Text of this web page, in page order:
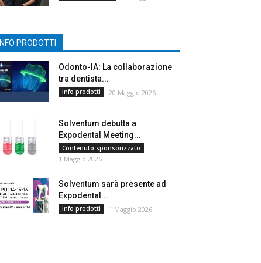
INFO PRODOTTI
Odonto-IA: La collaborazione
tra dentista...
Info prodotti 20 Maggio 2026
Solventum debutta a
Expodental Meeting...
Contenuto sponsorizzato
1 Maggio 2026
Solventum sarà presente ad
Expodental...
Info prodotti 1 Maggio 2026